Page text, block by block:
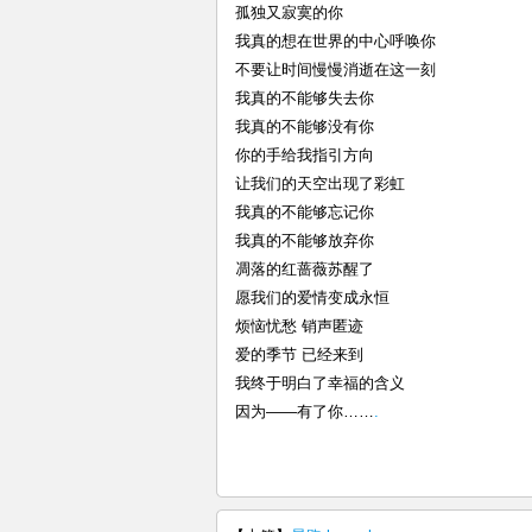
孤独又寂寞的你
我真的想在世界的中心呼唤你
不要让时间慢慢消逝在这一刻
我真的不能够失去你
我真的不能够没有你
你的手给我指引方向
让我们的天空出现了彩虹
我真的不能够忘记你
我真的不能够放弃你
凋落的红蔷薇苏醒了
愿我们的爱情变成永恒
烦恼忧愁 销声匿迹
爱的季节 已经来到
我终于明白了幸福的含义
因为——有了你…….